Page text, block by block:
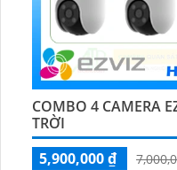
COMBO 4 CAMERA
TRỜI
5,900,000 ₫